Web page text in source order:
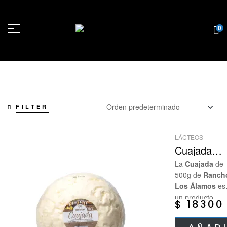
0
FILTER
LÁCTEOS
Cuajada
Fresca
Artesanal
La Cuajada de
500g de
Los Álamos es
un producto
artesanal,
de alta calidad
$ 18300